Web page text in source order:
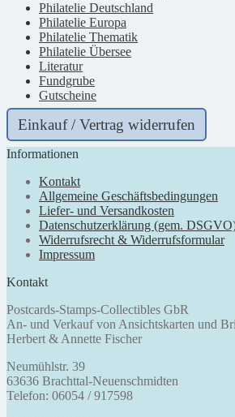
Philatelie Deutschland
Philatelie Europa
Philatelie Thematik
Philatelie Übersee
Literatur
Fundgrube
Gutscheine
Einkauf / Vertrag widerrufen
Informationen
Kontakt
Allgemeine Geschäftsbedingungen
Liefer- und Versandkosten
Datenschutzerklärung (gem.
Widerrufsrecht & Widerrufsformular
Impressum
Kontakt
Postcards-Stamps-Collectibles GbR
An- und Verkauf von Ansichtskarten und
Herbert & Annette Fischer
Neumühlstr. 39
63636 Brachttal-Neuenschmidten
Telefon: 06054 / 917598